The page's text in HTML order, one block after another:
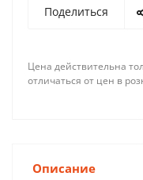
Поделиться
Цена действительна
отличаться от цен в
Описание